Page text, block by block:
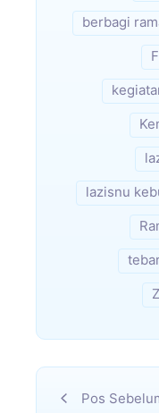
berbagi
lazisnu
Pos